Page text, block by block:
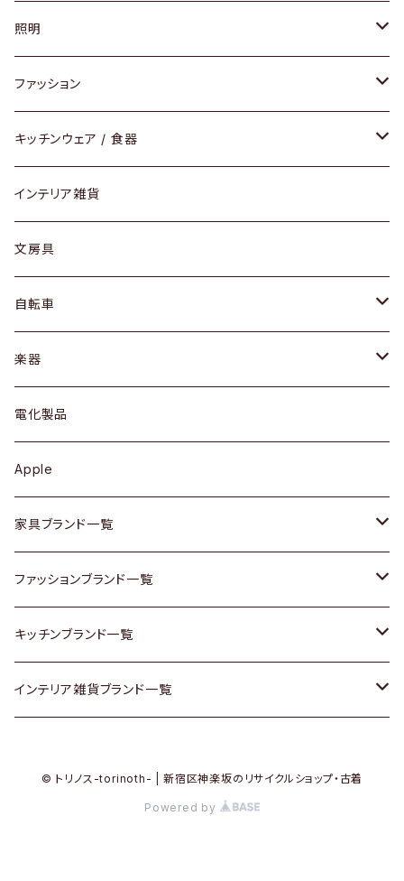
ソファ / ベンチ
チェア / スツール
ダイニングセット / ダイニングテーブル
ローテーブル / サイドテーブル
デスク / コンソール
ドレッサー
シェルフ
キュリオケース / 飾り棚
カップボード / 食器棚
チェスト
その他家具
Vintageヴィンテージ / Antiqueアンティーク
Designers / デザイナーズ
照明
ペンダントライト
テーブルランプ / デスクスタンド
フロアライト
ファッション
アクセサリー
リング
ピアス / イヤリング
財布
バッグ
アウター
トップス
ワンピース
ボトムス
靴
スカーフ
腕時計
Vintage / ヴィンテージ
キッチンウェア / 食器
グラス / タンブラー
カップ / マグ
プレート / ボウル
カトラリー
ケトル / ティーポット
鍋 / フライパン
Vintage / ヴィンテージ
銀製品
和物 / 作家物
その他キッチン雑貨
インテリア雑貨
文房具
自転車
dahon
楽器
ギター
ベース
その他楽器
電化製品
Apple
家具ブランド一覧
ACME Furniture / アクメ ファニチャー
ACTUS / アクタス
arflex / アルフレックス
ファッションブランド一覧
agnes b / アニエス ベー
BALLY / バリー
キッチンブランド一覧
ARABIA / アラビア
インテリア雑貨ブランド一覧
© トリノス-torinoth- | 新宿区神楽坂のリサイクルショップ・古着
Powered by